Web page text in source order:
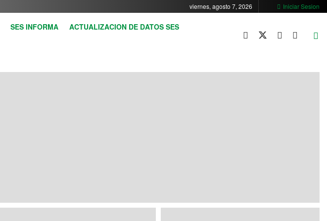
viernes, agosto 7, 2026 Iniciar Sesion
SES INFORMA ACTUALIZACION DE DATOS SES